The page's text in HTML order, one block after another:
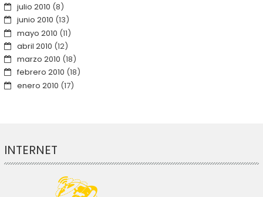
julio 2010 (8)
junio 2010 (13)
mayo 2010 (11)
abril 2010 (12)
marzo 2010 (18)
febrero 2010 (18)
enero 2010 (17)
INTERNET